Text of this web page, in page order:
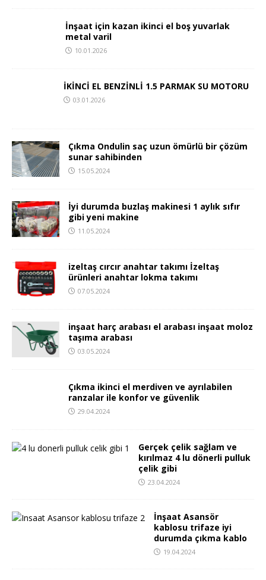
İnşaat için kazan ikinci el boş yuvarlak
metal varil
10.01.2026
İKİNCİ EL BENZİNLİ 1.5 PARMAK SU MOTORU
03.01.2026
Çıkma Ondulin saç uzun ömürlü bir çözüm
sunar sahibinden
15.05.2024
İyi durumda buzlaş makinesi 1 aylık sıfır
gibi yeni makine
11.05.2024
izeltaş cırcır anahtar takımı İzeltaş
ürünleri anahtar lokma takımı
07.05.2024
inşaat harç arabası el arabası inşaat moloz
taşıma arabası
03.05.2024
Çıkma ikinci el merdiven ve ayrılabilen
ranzalar ile konfor ve güvenlik
29.04.2024
Gerçek çelik sağlam ve
kırılmaz 4 lu dönerli pulluk
çelik gibi
23.04.2024
İnşaat Asansör
kablosu trifaze iyi
durumda çıkma kablo
19.04.2024